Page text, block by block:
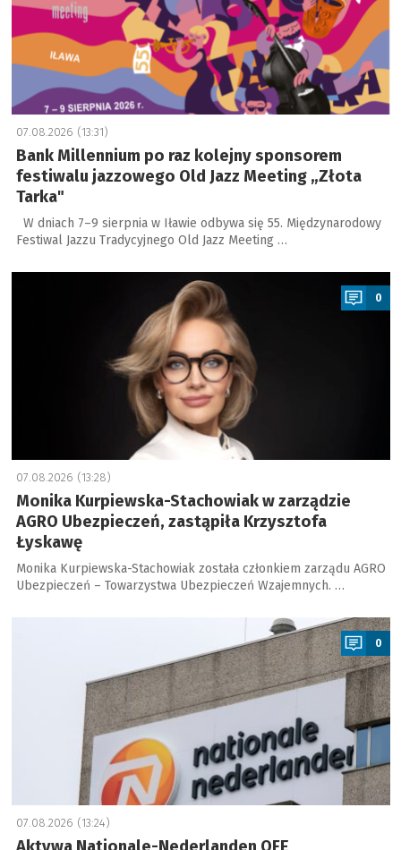
07.08.2026 (13:31)
Bank Millennium po raz kolejny sponsorem
festiwalu jazzowego Old Jazz Meeting „Złota
Tarka"
W dniach 7–9 sierpnia w Iławie odbywa się 55. Międzynarodowy
Festiwal Jazzu Tradycyjnego Old Jazz Meeting …
a
0
07.08.2026 (13:28)
Monika Kurpiewska-Stachowiak w zarządzie
AGRO Ubezpieczeń, zastąpiła Krzysztofa
Łyskawę
Monika Kurpiewska-Stachowiak została członkiem zarządu AGRO
Ubezpieczeń – Towarzystwa Ubezpieczeń Wzajemnych. …
0
07.08.2026 (13:24)